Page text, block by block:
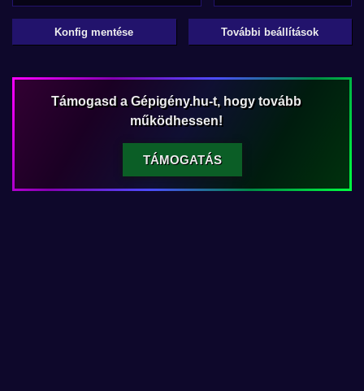
Konfig mentése További beállítások
Támogasd a Gépigény.hu-t, hogy tovább
működhessen!
TÁMOGATÁS